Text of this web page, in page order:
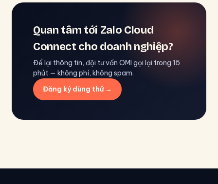
Quan tâm tới Zalo Cloud
Connect cho doanh nghiệp?
Để lại thông tin, đội tư vấn OMI gọi lại trong 15
phút — không phí, không spam.
Đăng ký dùng thử →